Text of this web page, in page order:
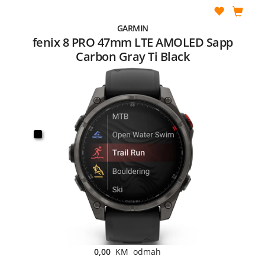
GARMIN
fenix 8 PRO 47mm LTE AMOLED Sapp
Carbon Gray Ti Black
0,00 KM odmah